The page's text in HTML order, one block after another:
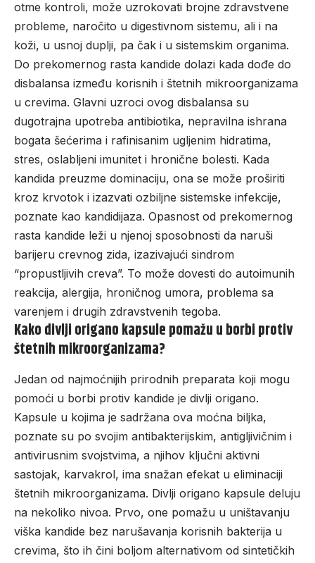
otme kontroli, može uzrokovati brojne zdravstvene
probleme, naročito u digestivnom sistemu, ali i na
koži, u usnoj duplji, pa čak i u sistemskim organima.
Do prekomernog rasta kandide dolazi kada dođe do
disbalansa između korisnih i štetnih mikroorganizama
u crevima. Glavni uzroci ovog disbalansa su
dugotrajna upotreba antibiotika, nepravilna ishrana
bogata šećerima i rafinisanim ugljenim hidratima,
stres, oslabljeni imunitet i hronične bolesti. Kada
kandida preuzme dominaciju, ona se može proširiti
kroz krvotok i izazvati ozbiljne sistemske infekcije,
poznate kao kandidijaza. Opasnost od prekomernog
rasta kandide leži u njenoj sposobnosti da naruši
barijeru crevnog zida, izazivajući sindrom
“propustljivih creva”. To može dovesti do autoimunih
reakcija, alergija, hroničnog umora, problema sa
varenjem i drugih zdravstvenih tegoba.
Kako divlji origano kapsule pomažu u borbi protiv
štetnih mikroorganizama?
Jedan od najmoćnijih prirodnih preparata koji mogu
pomoći u borbi protiv kandide je divlji origano.
Kapsule u kojima je sadržana ova moćna biljka,
poznate su po svojim antibakterijskim, antigljivičnim i
antivirusnim svojstvima, a njihov ključni aktivni
sastojak, karvakrol, ima snažan efekat u eliminaciji
štetnih mikroorganizama. Divlji origano kapsule deluju
na nekoliko nivoa. Prvo, one pomažu u uništavanju
viška kandide bez narušavanja korisnih bakterija u
crevima, što ih čini boljom alternativom od sintetičkih